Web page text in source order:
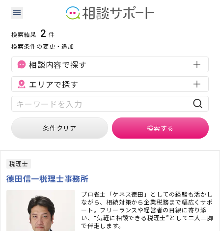
山梨県の企業税務に強い専門家の検索結果
企業税務
検索結果 2 件
検索条件の変更・追加
相談内容で探す
エリアで探す
条件クリア 検索する
税理士
德田信一税理士事務所
プロ雀士「ケネス徳田」としての経験も活かし
ながら、相続対策から企業税務まで幅広くサポ
ート。フリーランスや経営者の目線に寄り添
い、“気軽に相談できる税理士”として二人三脚
で伴走します。